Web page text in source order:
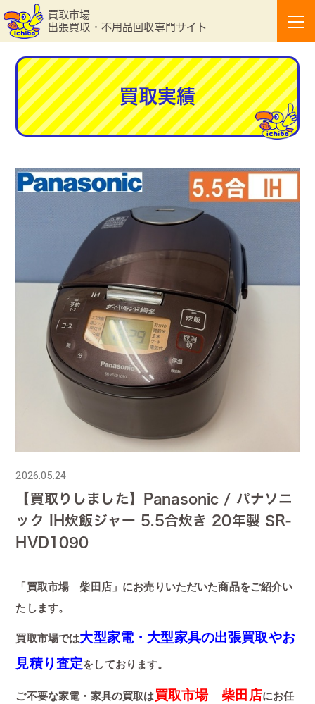
買取市場
出張買取・不用品回収専門サイト
買取実績
2026.05.24
【買取りしました】Panasonic / パナソニ
ック IH炊飯ジャー 5.5合炊き 20年製 SR-
HVD1090
「買取市場 柴田店」にお売りいただいた商品をご紹介い
たします。
買取市場では大型家電・大型家具の出張買取やお
見積り査定をしております。
ご不要な家電・家具の買取は買取市場 柴田店にお任